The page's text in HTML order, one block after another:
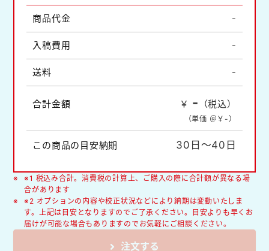
商品代金 -
入稿費用 -
送料 -
合計金額 ￥ - （税込）
（単価 ＠￥-）
この商品の目安納期 30日～40日
※1 税込み合計。消費税の計算上、ご購入の際に合計額が異なる場
合があります
※2 オプションの内容や校正状況などにより納期は変動いたしま
す。上記は目安となりますのでご了承ください。目安よりも早くお
届けが可能な場合もありますのでお気軽にご相談ください。
注文する